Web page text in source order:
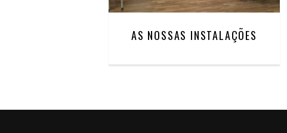
AS NOSSAS INSTALAÇÕES